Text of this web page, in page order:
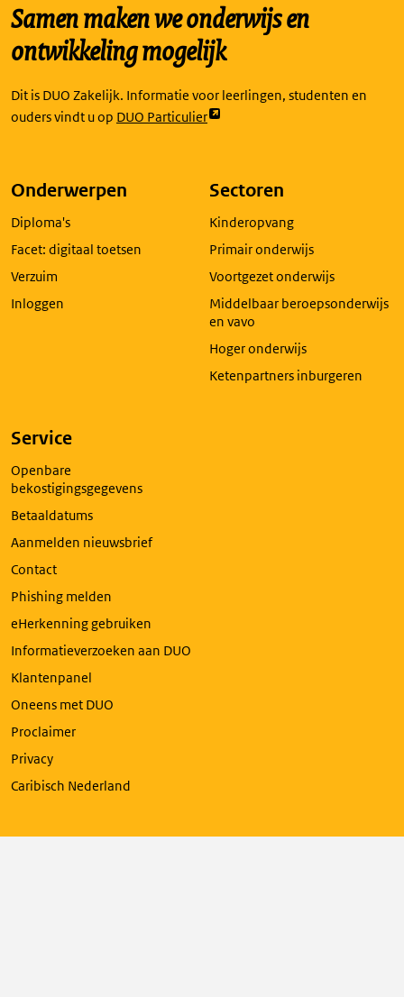
Samen maken we onderwijs en
ontwikkeling mogelijk
Dit is DUO Zakelijk. Informatie voor leerlingen, studenten en
ouders vindt u op DUO Particulier
Link
in
nieuw
Onderwerpen
Diploma's
Facet: digitaal toetsen
Verzuim
Inloggen
Sectoren
Kinderopvang
Primair onderwijs
Voortgezet onderwijs
Middelbaar beroepsonderwijs
en vavo
Hoger onderwijs
Ketenpartners inburgeren
Service
Openbare
bekostigingsgegevens
Betaaldatums
Aanmelden nieuwsbrief
Contact
Phishing melden
eHerkenning gebruiken
Informatieverzoeken aan DUO
Klantenpanel
Oneens met DUO
Proclaimer
Privacy
Caribisch Nederland